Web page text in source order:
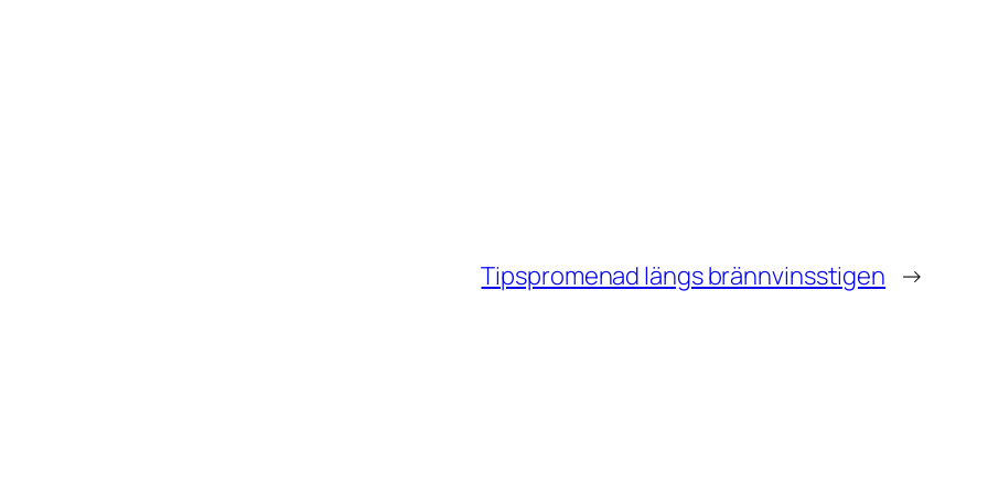
Tipspromenad längs brännvinsstigen →